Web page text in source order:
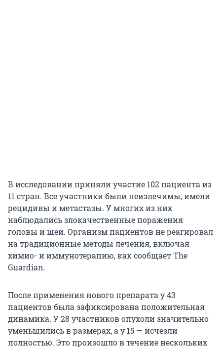
В исследовании приняли участие 102 пациента из
11 стран. Все участники были неизлечимы, имели
рецидивы и метастазы. У многих из них
наблюдались злокачественные поражения
головы и шеи. Организм пациентов не реагировал
на традиционные методы лечения, включая
химио- и иммунотерапию, как сообщает The
Guardian.
После применения нового препарата у 43
пациентов была зафиксирована положительная
динамика. У 28 участников опухоли значительно
уменьшились в размерах, а у 15 — исчезли
полностью. Это произошло в течение нескольких